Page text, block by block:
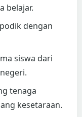
belajar.
dengan
siswa dari
tenaga
kesetaraan.